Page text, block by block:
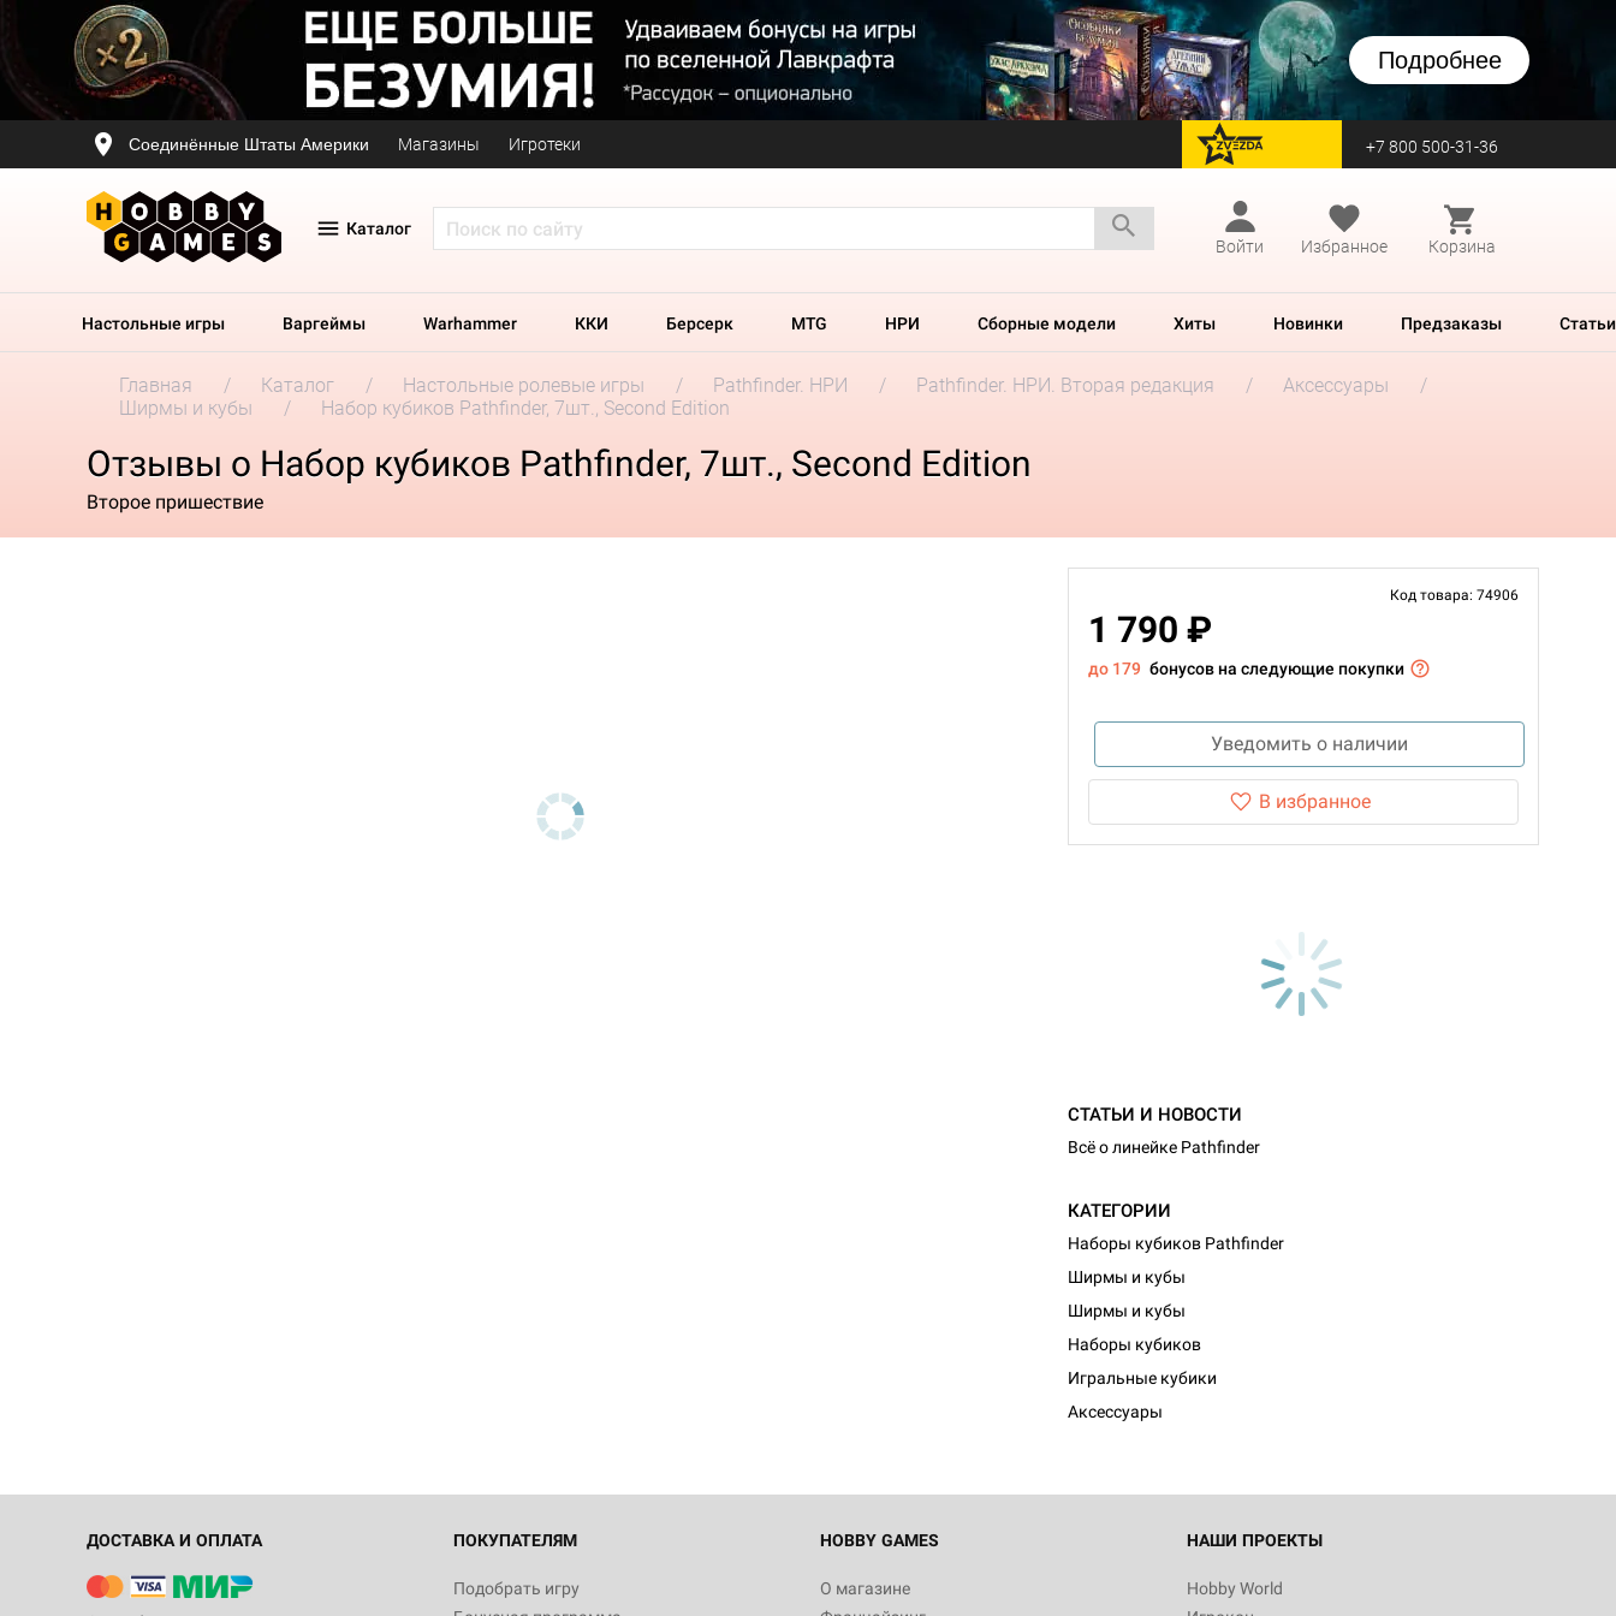
Подробнее
Соединённые Штаты Америки Магазины Игротеки перейти на Zvezda +7 800 500-31-36
Каталог
Войти
Избранное Корзина
Настольные игры Варгеймы Warhammer ККИ Берсерк MTG НРИ Сборные модели Хиты Новинки Предзаказы Статьи
Главная Каталог Настольные ролевые игры Pathfinder. НРИ Pathfinder. НРИ. Вторая редакция
Аксессуары
Ширмы и кубы
Набор кубиков Pathfinder, 7шт., Second Edition
Отзывы о Набор кубиков Pathfinder, 7шт., Second Edition
Второе пришествие
Код товара: 74906
1 790 ₽
до 179 бонусов на следующие покупки
Уведомить о наличии
В избранное
СТАТЬИ И НОВОСТИ
Всё о линейке Pathfinder
КАТЕГОРИИ
Наборы кубиков Pathfinder
Ширмы и кубы
Ширмы и кубы
Наборы кубиков
Игральные кубики
Аксессуары
ДОСТАВКА И ОПЛАТА ПОКУПАТЕЛЯМ
Подобрать игру
HOBBY GAMES
О магазине
НАШИ ПРОЕКТЫ
Hobby World